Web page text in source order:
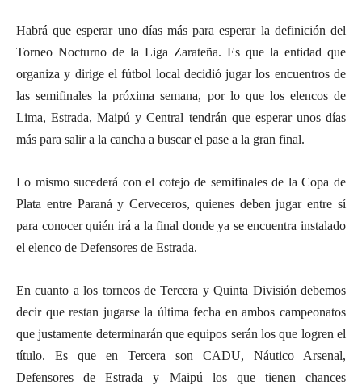
Habrá que esperar uno días más para esperar la definición del
Torneo Nocturno de la Liga Zarateña. Es que la entidad que
organiza y dirige el fútbol local decidió jugar los encuentros de
las semifinales la próxima semana, por lo que los elencos de
Lima, Estrada, Maipú y Central tendrán que esperar unos días
más para salir a la cancha a buscar el pase a la gran final.
Lo mismo sucederá con el cotejo de semifinales de la Copa de
Plata entre Paraná y Cerveceros, quienes deben jugar entre sí
para conocer quién irá a la final donde ya se encuentra instalado
el elenco de Defensores de Estrada.
En cuanto a los torneos de Tercera y Quinta División debemos
decir que restan jugarse la última fecha en ambos campeonatos
que justamente determinarán que equipos serán los que logren el
título. Es que en Tercera son CADU, Náutico Arsenal,
Defensores de Estrada y Maipú los que tienen chances